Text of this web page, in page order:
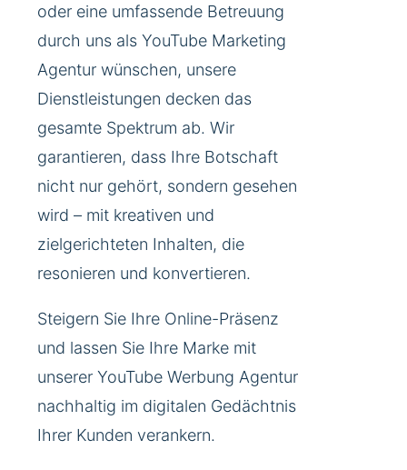
oder eine umfassende Betreuung
durch uns als YouTube Marketing
Agentur wünschen, unsere
Dienstleistungen decken das
gesamte Spektrum ab. Wir
garantieren, dass Ihre Botschaft
nicht nur gehört, sondern gesehen
wird – mit kreativen und
zielgerichteten Inhalten, die
resonieren und konvertieren.
Steigern Sie Ihre Online-Präsenz
und lassen Sie Ihre Marke mit
unserer YouTube Werbung Agentur
nachhaltig im digitalen Gedächtnis
Ihrer Kunden verankern.